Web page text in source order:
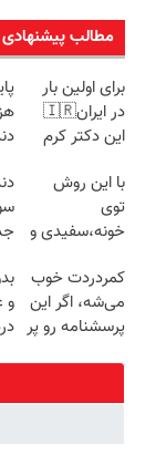
مطالب پیشنهادی
برای اولین بار
در ایران🇮🇷
این دکتر کرم
روزه ساخت!
با این روش
توی
خونه،سفیدی و
برگردون
(40%off)
کمردردت خوب
می‌شه، اگر این
پرسشنامه رو پر
و